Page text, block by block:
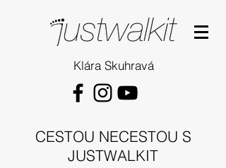
Klára Skuhravá
CESTOU NECESTOU S
JUSTWALKIT